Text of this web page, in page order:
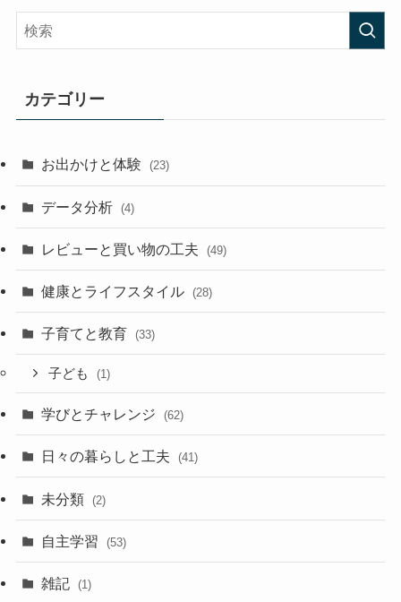
カテゴリー
お出かけと体験 (23)
データ分析 (4)
レビューと買い物の工夫 (49)
健康とライフスタイル (28)
子育てと教育 (33)
子ども (1)
学びとチャレンジ (62)
日々の暮らしと工夫 (41)
未分類 (2)
自主学習 (53)
雑記 (1)